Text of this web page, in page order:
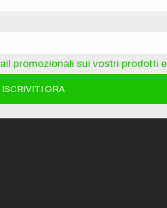
promozionali sui vostri prodotti